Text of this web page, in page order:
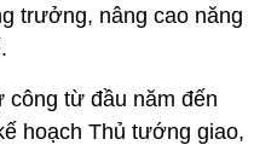
trưởng, nâng cao năng
công từ đầu năm đến
hoạch Thủ tướng giao,